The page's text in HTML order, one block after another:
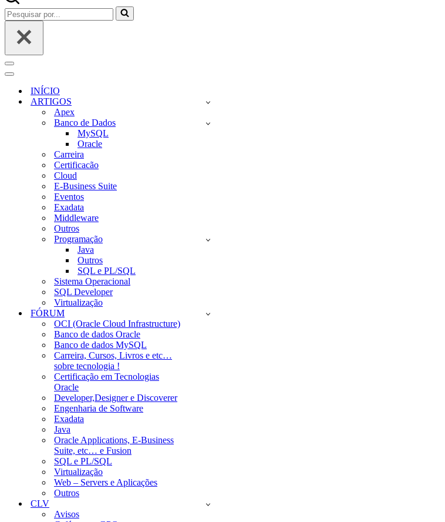
Pesquisar
por...
Menu
de
navegação
Menu
navegaçãoINÍCIO
ARTIGOS
Apex
Banco de Dados
MySQL
Oracle
Carreira
Certificacão
Cloud
E-Business Suite
Eventos
Exadata
Middleware
Outros
Programação
Java
Outros
SQL e PL/SQL
Sistema Operacional
SQL Developer
Virtualização
FÓRUM
OCI (Oracle Cloud Infrastructure)
Banco de dados Oracle
Banco de dados MySQL
Carreira, Cursos, Livros e etc…
sobre tecnologia !
Certificação em Tecnologias
Oracle
Developer,Designer e Discoverer
Engenharia de Software
Exadata
Java
Oracle Applications, E-Business
Suite, etc… e Fusion
SQL e PL/SQL
Virtualização
Web – Servers e Aplicações
Outros
CLV
Avisos